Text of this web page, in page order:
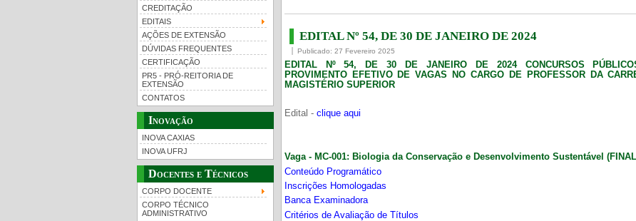
CREDITAÇÃO
EDITAIS
AÇÕES DE EXTENSÃO
DÚVIDAS FREQUENTES
CERTIFICAÇÃO
PR5 - PRÓ-REITORIA DE
EXTENSÃO
CONTATOS
Inovação
INOVA CAXIAS
INOVA UFRJ
Docentes e Técnicos
CORPO DOCENTE
CORPO TÉCNICO
ADMINISTRATIVO
EDITAL Nº 54, DE 30 DE JANEIRO DE 2024
Publicado: 27 Fevereiro 2025
EDITAL Nº 54, DE 30 DE JANEIRO DE 2024 CONCURSOS
PROVIMENTO EFETIVO DE VAGAS NO CARGO DE PROFESSOR DA
MAGISTÉRIO SUPERIOR
Edital - clique aqui
Vaga - MC-001: Biologia da Conservação e Desenvolvimento Sustentável
Conteúdo Programático
Inscrições Homologadas
Banca Examinadora
Critérios de Avaliação de Títulos